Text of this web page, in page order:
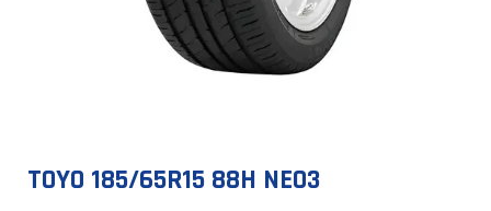
TOYO 185/65R15 88H NE03